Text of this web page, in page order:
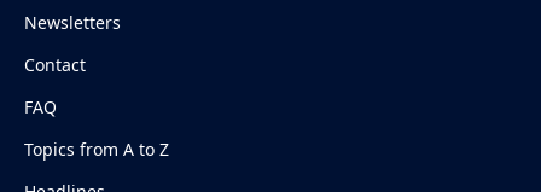
Newsletters
Contact
FAQ
Topics from A to Z